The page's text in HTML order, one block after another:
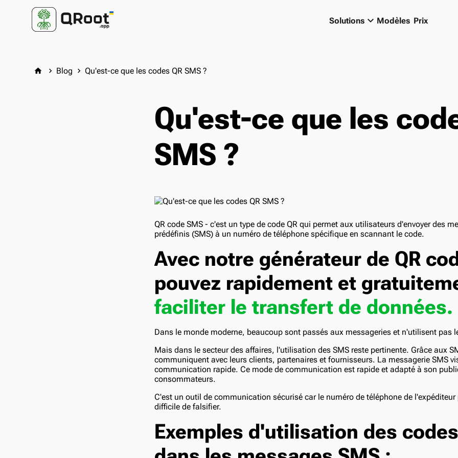
Solutionskeyboard_arrow_down Modèles Prix
home keyboard_arrow_right Blog keyboard_arrow_right Qu'est-ce que les codes QR SMS ?
Qu'est-ce que les
SMS ?
QR code SMS - c'est un type de code QR qui permet aux utilisateurs d'envoyer des
prédéfinis (SMS) à un numéro de téléphone spécifique en scannant le code.
Avec notre générateur de QR
pouvez rapidement et
faciliter le transfert de données.
Dans le monde moderne, beaucoup sont passés aux messageries et n'utilisent pas
Mais dans le secteur des affaires, l'utilisation des SMS reste pertinente. Grâce aux
communiquent avec leurs clients, partenaires et fournisseurs. La messagerie SMS
communication rapide. Ce mode de communication est rapide et adapté à son
consommateurs.
C'est un outil de communication sécurisé car le numéro de téléphone de l'expéditeur
difficile de falsifier.
Exemples d'utilisation des